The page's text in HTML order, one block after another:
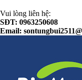
Vui lòng liên hệ:
SĐT: 0963250608
Email: